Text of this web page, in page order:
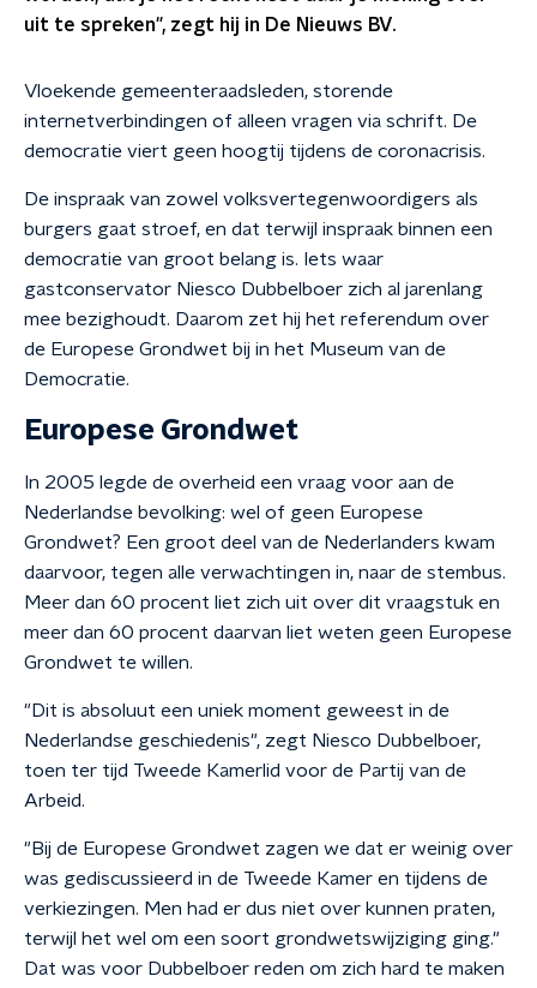
uit te spreken", zegt hij in De Nieuws BV.
Vloekende gemeenteraadsleden, storende
internetverbindingen of alleen vragen via schrift. De
democratie viert geen hoogtij tijdens de coronacrisis.
De inspraak van zowel volksvertegenwoordigers als
burgers gaat stroef, en dat terwijl inspraak binnen een
democratie van groot belang is. Iets waar
gastconservator Niesco Dubbelboer zich al jarenlang
mee bezighoudt. Daarom zet hij het referendum over
de Europese Grondwet bij in het Museum van de
Democratie.
Europese Grondwet
In 2005 legde de overheid een vraag voor aan de
Nederlandse bevolking: wel of geen Europese
Grondwet? Een groot deel van de Nederlanders kwam
daarvoor, tegen alle verwachtingen in, naar de stembus.
Meer dan 60 procent liet zich uit over dit vraagstuk en
meer dan 60 procent daarvan liet weten geen Europese
Grondwet te willen.
"Dit is absoluut een uniek moment geweest in de
Nederlandse geschiedenis", zegt Niesco Dubbelboer,
toen ter tijd Tweede Kamerlid voor de Partij van de
Arbeid.
"Bij de Europese Grondwet zagen we dat er weinig over
was gediscussieerd in de Tweede Kamer en tijdens de
verkiezingen. Men had er dus niet over kunnen praten,
terwijl het wel om een soort grondwetswijziging ging."
Dat was voor Dubbelboer reden om zich hard te maken